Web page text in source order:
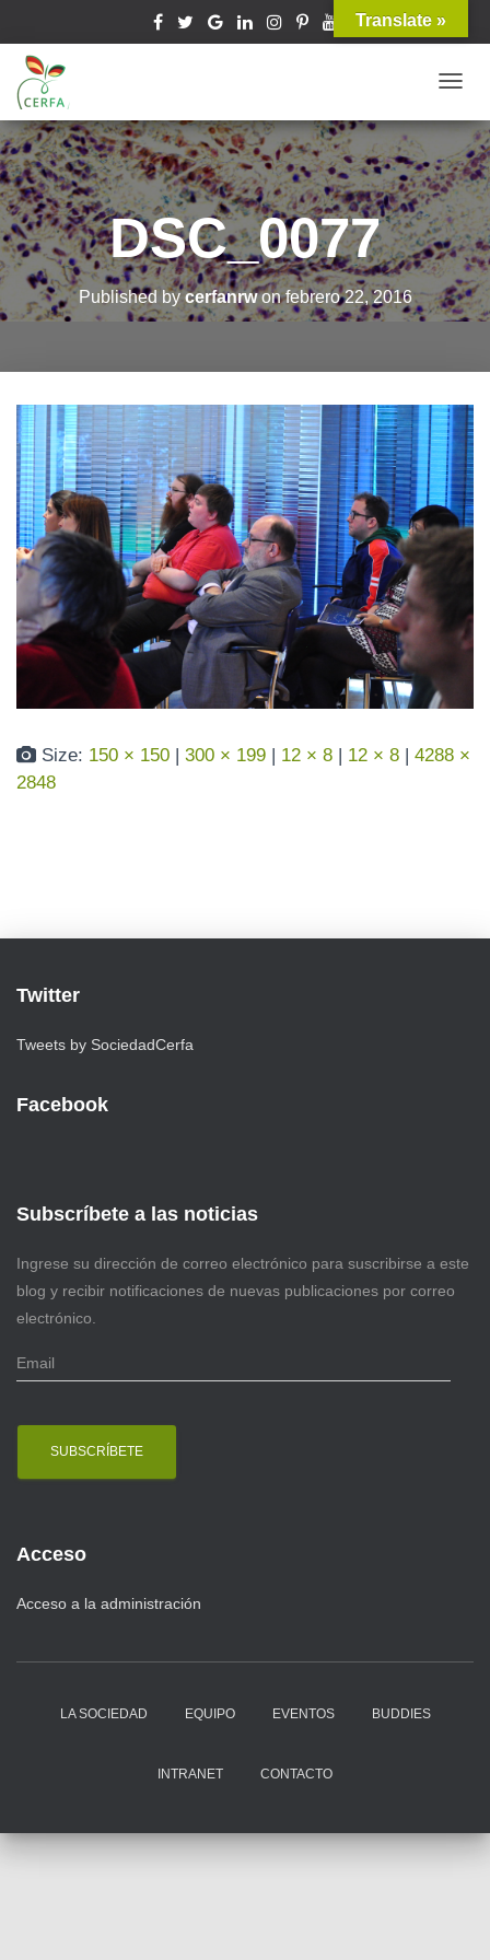
O
G
G
L
E
A
V
G
A
T
O
N
DSC_0077
Published bycerfanrwonfebrero 22, 2016
Size: 150 × 150 | 300 × 199 | 12 × 8 | 12 × 8 | 4288 ×
2848
Twitter
Tweets by SociedadCerfa
Facebook
Subscríbete a las noticias
Ingrese su dirección de correo electrónico para suscribirse a este
blog y recibir notificaciones de nuevas publicaciones por correo
electrónico.
E
m
Acceso
Acceso a la administración
LA SOCIEDAD EQUIPO EVENTOS BUDDIES
INTRANET CONTACTO
Translate »